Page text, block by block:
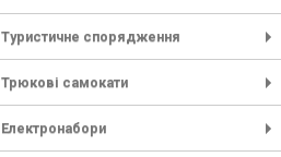
Туристичне спорядження
Трюкові самокати
Електронабори